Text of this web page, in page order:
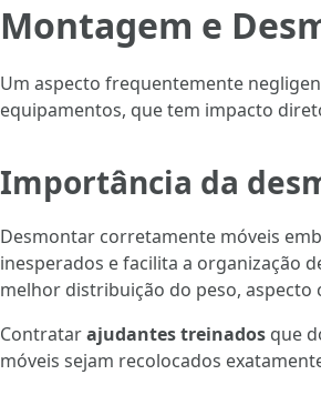
Montagem e
Um aspecto frequentemente
equipamentos, que tem impacto
Importância da
Desmontar corretamente móveis
inesperados e facilita a organização
melhor distribuição do peso,
Contratarajudantes treinados que
móveis sejam recolocados